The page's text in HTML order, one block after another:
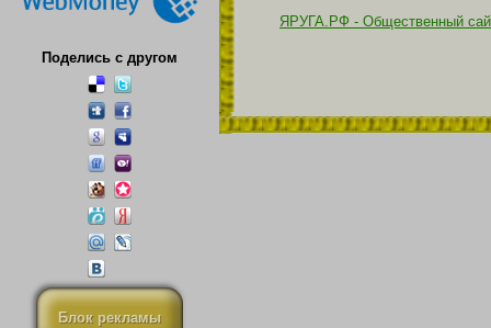
Поделись с другом
Блок рекламы
ЯРУГА.РФ - Общественный